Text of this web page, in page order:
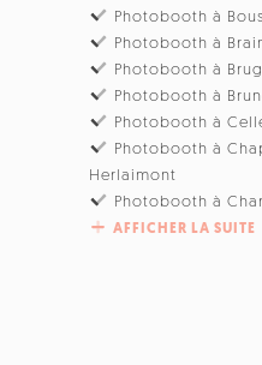
Photobooth à
Photobooth à
Photobooth à
Photobooth à
Photobooth à
Photobooth à
Herlaimont
Photobooth à
AFFICHER LA SUITE